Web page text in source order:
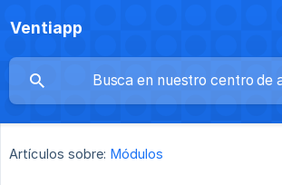
Ventiapp
Artículos sobre: Módulos